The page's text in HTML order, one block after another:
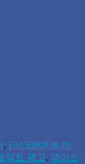
, FACEBOOK 마
덕트 광고, 페이스